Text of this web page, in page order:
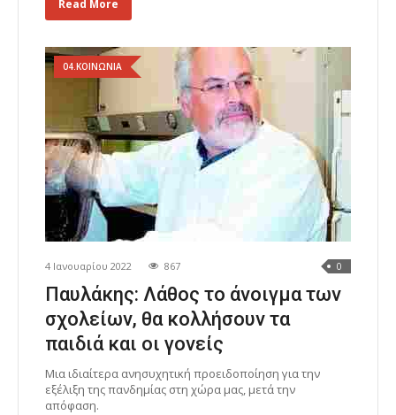
Read More
04.ΚΟΙΝΩΝΙΑ
4 Ιανουαρίου 2022 867 0
Παυλάκης: Λάθος το άνοιγμα των
σχολείων, θα κολλήσουν τα
παιδιά και οι γονείς
Μια ιδιαίτερα ανησυχητική προειδοποίηση για την
εξέλιξη της πανδημίας στη χώρα μας, μετά την
απόφαση.